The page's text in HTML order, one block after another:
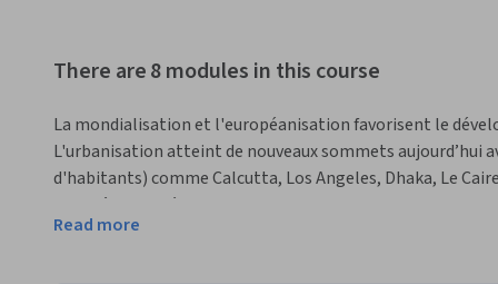
There are 8 modules in this course
La mondialisation et l'européanisation favorisent le
L'urbanisation atteint de nouveaux sommets aujourd’hui
d'habitants) comme Calcutta, Los Angeles, Dhaka, Le
Au-delà de la métropole moderne, les chercheurs tentent
urbaines au moyen de concepts divers tels que « post-
Read more